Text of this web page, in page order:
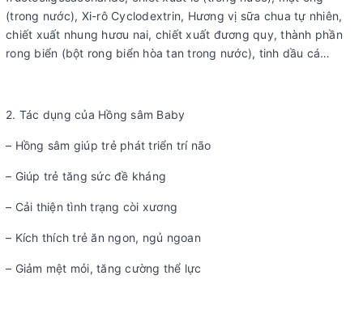
(trong nước), Xi-rô Cyclodextrin, Hương vị sữa chua tự nhiên,
chiết xuất nhung hươu nai, chiết xuất đương quy, thành phần
rong biển (bột rong biển hòa tan trong nước), tinh dầu cá…
2. Tác dụng của Hồng sâm Baby
– Hồng sâm giúp trẻ phát triển trí não
– Giúp trẻ tăng sức đề kháng
– Cải thiện tình trạng còi xương
– Kích thích trẻ ăn ngon, ngủ ngoan
– Giảm mệt mỏi, tăng cường thể lực